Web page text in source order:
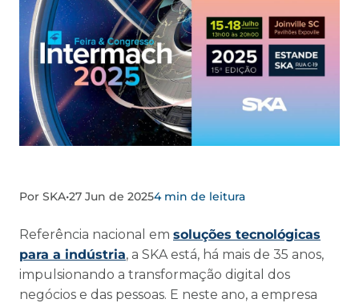
Por SKA•27 Jun de 20254 min de leitura
Referência nacional em soluções tecnológicas
para a indústria, a SKA está, há mais de 35 anos,
impulsionando a transformação digital dos
negócios e das pessoas. E neste ano, a empresa